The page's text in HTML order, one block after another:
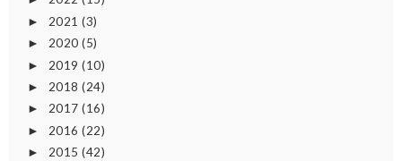
► 2021 (3)
► 2020 (5)
► 2019 (10)
► 2018 (24)
► 2017 (16)
► 2016 (22)
► 2015 (42)